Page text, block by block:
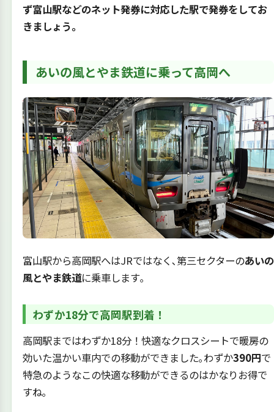
ず富山駅などのネット発券に対応した駅で発券をしてお
きましょう｡
あいの風とやま鉄道に乗って高岡へ
富山駅から高岡駅へはJRではなく､第三セクターのあいの
風とやま鉄道に乗車します｡
わずか18分で高岡駅到着！
高岡駅まではわずか18分！快適なクロスシートで暖房の
効いた温かい車内での移動ができました｡わずか390円で
特急のようなこの快適な移動ができるのはかなりお得で
すね｡